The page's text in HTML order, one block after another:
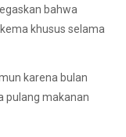
bahwa
khusus selama
karena bulan
pulang makanan